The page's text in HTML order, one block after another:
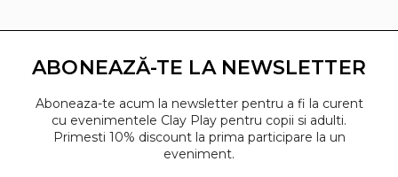
ABONEAZĂ-TE LA NEWSLETTER
Aboneaza-te acum la newsletter pentru a fi la curent
cu evenimentele Clay Play pentru copii si adulti.
Primesti 10% discount la prima participare la un
eveniment.